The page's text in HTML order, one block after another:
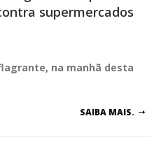
supermercados
na manhã desta
SAIBA MAIS.